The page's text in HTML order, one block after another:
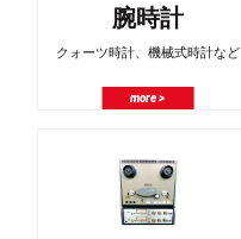
腕時計
クォーツ時計、機械式時計など
more >